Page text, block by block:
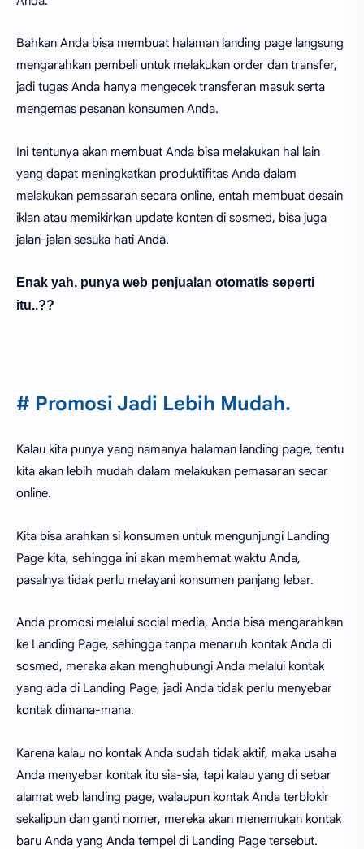
Bahkan Anda bisa membuat halaman landing page langsung
mengarahkan pembeli untuk melakukan order dan transfer,
jadi tugas Anda hanya mengecek transferan masuk serta
mengemas pesanan konsumen Anda.
Ini tentunya akan membuat Anda bisa melakukan hal lain
yang dapat meningkatkan produktifitas Anda dalam
melakukan pemasaran secara online, entah membuat desain
iklan atau memikirkan update konten di sosmed, bisa juga
jalan-jalan sesuka hati Anda.
Enak yah, punya web penjualan otomatis seperti
itu..??
# Promosi Jadi Lebih Mudah.
Kalau kita punya yang namanya halaman landing page, tentu
kita akan lebih mudah dalam melakukan pemasaran secar
online.
Kita bisa arahkan si konsumen untuk mengunjungi Landing
Page kita, sehingga ini akan memhemat waktu Anda,
pasalnya tidak perlu melayani konsumen panjang lebar.
Anda promosi melalui social media, Anda bisa mengarahkan
ke Landing Page, sehingga tanpa menaruh kontak Anda di
sosmed, meraka akan menghubungi Anda melalui kontak
yang ada di Landing Page, jadi Anda tidak perlu menyebar
kontak dimana-mana.
Karena kalau no kontak Anda sudah tidak aktif, maka usaha
Anda menyebar kontak itu sia-sia, tapi kalau yang di sebar
alamat web landing page, walaupun kontak Anda terblokir
sekalipun dan ganti nomer, mereka akan menemukan kontak
baru Anda yang Anda tempel di Landing Page tersebut.